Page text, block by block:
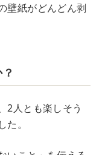
壁紙がどんどん剥
2人とも楽しそう
。